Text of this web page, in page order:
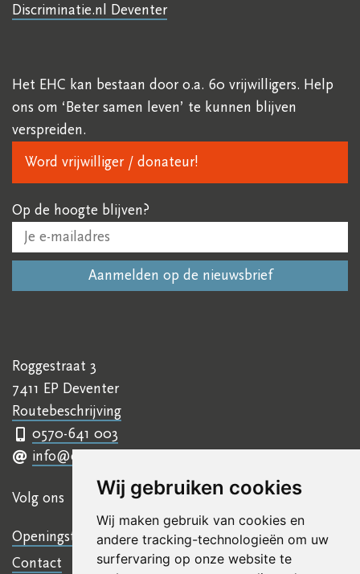
Wij gebruiken cookies
Wij maken gebruik van cookies en
andere tracking-technologieën om uw
surfervaring op onze website te
Discriminatie.nl Deventer
Het EHC kan bestaan door o.a. 60 vrijwilligers. Help
ons om ‘Beter samen leven’ te kunnen blijven
verspreiden.
Word vrijwilliger / donateur!
Op de hoogte blijven?
Roggestraat 3
7411 EP Deventer
Routebeschrijving
0570-641 003
info@ettyhillesumcentrum.nl
Volg ons
Openingstijden
Contact